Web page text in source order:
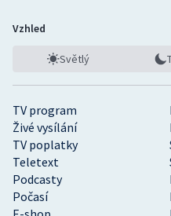
TV program
Živé vysílání
TV poplatky
Teletext
Podcasty
Počasí
Vzhled
Světlý